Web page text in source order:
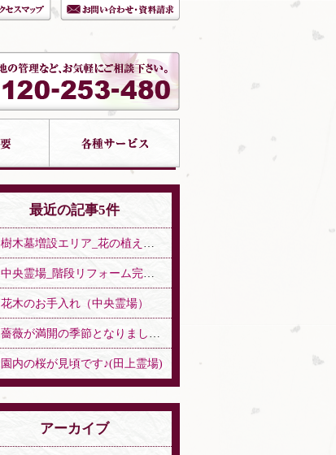
最近の記事5件
樹木墓増設エリア_花の植え替え（中央霊場）
中央霊場_階段リフォーム完了のお知らせ（中央霊場）
花木のお手入れ（中央霊場）
薔薇が満開の季節となりました。（中央霊場）
園内の桜が見頃です♪(田上霊場)
アーカイブ